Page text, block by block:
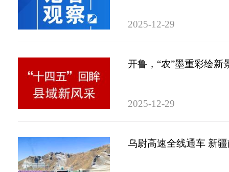
2025-12-29
开鲁，“农”墨重彩绘新
2025-12-29
乌尉高速全线通车 新